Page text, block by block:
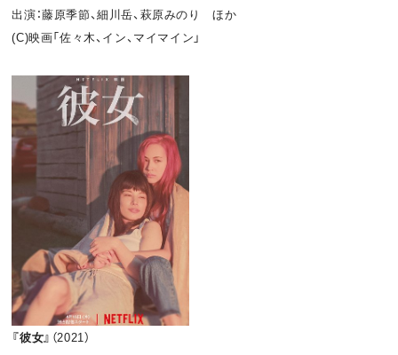
出演：藤原季節、細川岳、萩原みのり ほか
(C)映画「佐々木、イン、マイマイン」
『彼女』 （2021）